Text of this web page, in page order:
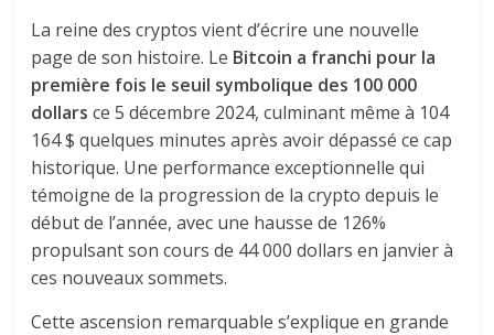
La reine des cryptos vient d’écrire une nouvelle
page de son histoire. Le Bitcoin a franchi pour la
première fois le seuil symbolique des 100 000
dollars ce 5 décembre 2024, culminant même à 104
164 $ quelques minutes après avoir dépassé ce cap
historique. Une performance exceptionnelle qui
témoigne de la progression de la crypto depuis le
début de l’année, avec une hausse de 126%
propulsant son cours de 44 000 dollars en janvier à
ces nouveaux sommets.
Cette ascension remarquable s’explique en grande